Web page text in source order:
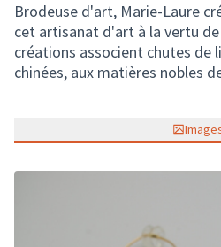
Brodeuse d'art, Marie-Laure
cet artisanat d'art à la vertu
créations associent chutes de
chinées, aux matières nobles